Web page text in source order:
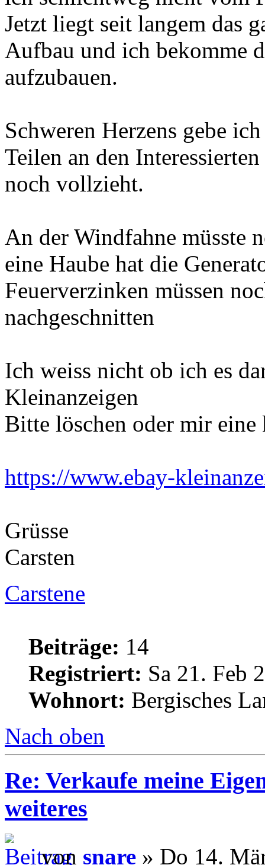
Jetzt liegt seit langem das
Aufbau und ich bekomme
aufzubauen.
Schweren Herzens gebe
Teilen an den
noch vollzieht.
An der Windfahne müsste
eine Haube hat die
Feuerverzinken müssen
nachgeschnitten
Ich weiss nicht ob ich es
Kleinanzeigen
Bitte löschen oder mir eine
https://www.ebay-
Grüsse
Carsten
Carstene
Beiträge: 14
Registriert: Sa 21. Feb
Wohnort: Bergisches
Nach oben
Re: Verkaufe meine
weiteres
von snare » Do 14.